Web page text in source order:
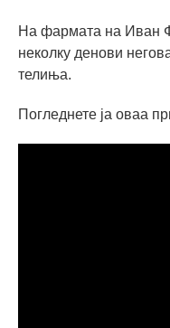
На фармата на Иван
неколку денови
телиња.
Погледнете ја оваа